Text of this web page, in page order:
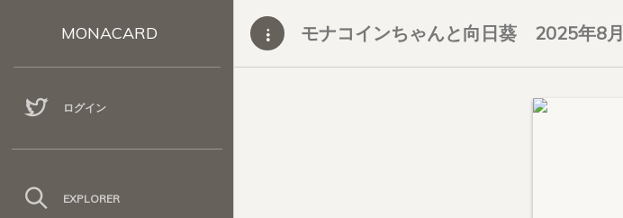
MONACARD
ログイン
EXPLORER
モナコインちゃんと向日葵 2025年8月